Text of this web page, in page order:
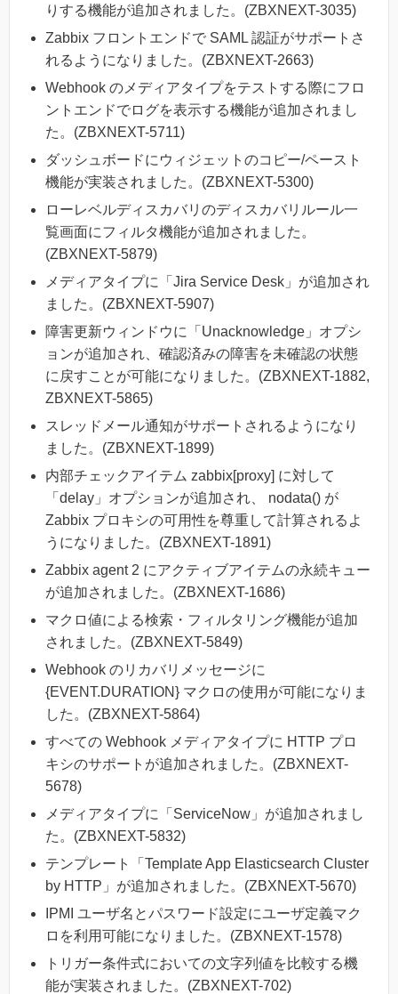
りする機能が追加されました。(ZBXNEXT-3035)
Zabbix フロントエンドで SAML 認証がサポートさ
れるようになりました。(ZBXNEXT-2663)
Webhook のメディアタイプをテストする際にフロ
ントエンドでログを表示する機能が追加されまし
た。(ZBXNEXT-5711)
ダッシュボードにウィジェットのコピー/ペースト
機能が実装されました。(ZBXNEXT-5300)
ローレベルディスカバリのディスカバリルール一
覧画面にフィルタ機能が追加されました。
(ZBXNEXT-5879)
メディアタイプに「Jira Service Desk」が追加され
ました。(ZBXNEXT-5907)
障害更新ウィンドウに「Unacknowledge」オプシ
ョンが追加され、確認済みの障害を未確認の状態
に戻すことが可能になりました。(ZBXNEXT-1882,
ZBXNEXT-5865)
スレッドメール通知がサポートされるようになり
ました。(ZBXNEXT-1899)
内部チェックアイテム zabbix[proxy] に対して
「delay」オプションが追加され、 nodata() が
Zabbix プロキシの可用性を尊重して計算されるよ
うになりました。(ZBXNEXT-1891)
Zabbix agent 2 にアクティブアイテムの永続キュー
が追加されました。(ZBXNEXT-1686)
マクロ値による検索・フィルタリング機能が追加
されました。(ZBXNEXT-5849)
Webhook のリカバリメッセージに
{EVENT.DURATION} マクロの使用が可能になりま
した。(ZBXNEXT-5864)
すべての Webhook メディアタイプに HTTP プロ
キシのサポートが追加されました。(ZBXNEXT-
5678)
メディアタイプに「ServiceNow」が追加されまし
た。(ZBXNEXT-5832)
テンプレート「Template App Elasticsearch Cluster
by HTTP」が追加されました。(ZBXNEXT-5670)
IPMI ユーザ名とパスワード設定にユーザ定義マク
ロを利用可能になりました。(ZBXNEXT-1578)
トリガー条件式においての文字列値を比較する機
能が実装されました。(ZBXNEXT-702)